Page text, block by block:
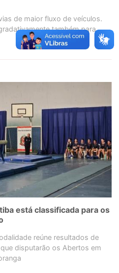
de maior fluxo de veículos.
também para
está classificada para os
reúne resultados de
disputarão os Abertos em